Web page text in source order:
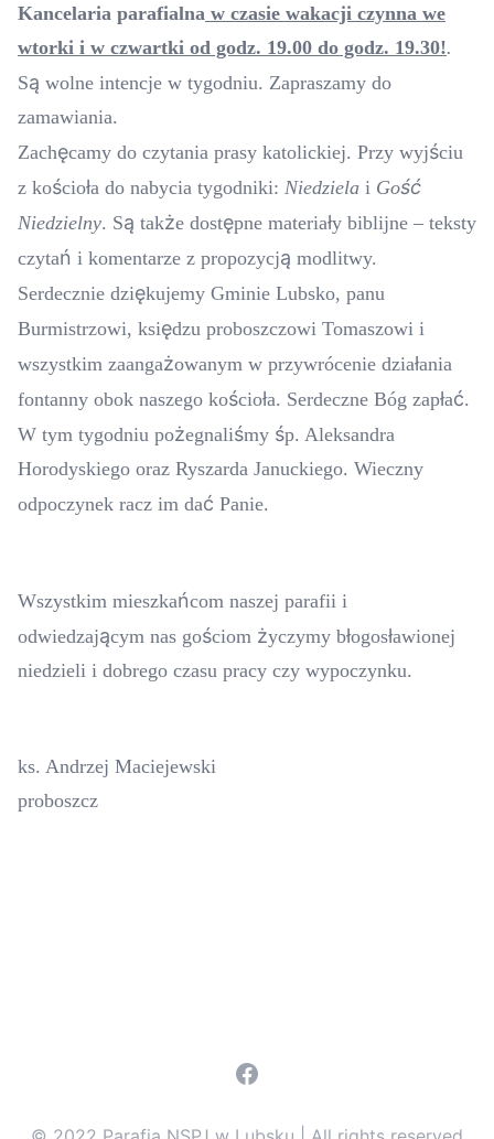
Kancelaria parafialna w czasie wakacji czynna we
wtorki i w czwartki od godz. 19.00 do godz. 19.30!.
Są wolne intencje w tygodniu. Zapraszamy do
zamawiania.
Zachęcamy do czytania prasy katolickiej. Przy wyjściu
z kościoła do nabycia tygodniki: Niedziela i Gość
Niedzielny. Są także dostępne materiały biblijne – teksty
czytań i komentarze z propozycją modlitwy.
Serdecznie dziękujemy Gminie Lubsko, panu
Burmistrzowi, księdzu proboszczowi Tomaszowi i
wszystkim zaangażowanym w przywrócenie działania
fontanny obok naszego kościoła. Serdeczne Bóg zapłać.
W tym tygodniu pożegnaliśmy śp. Aleksandra
Horodyskiego oraz Ryszarda Januckiego. Wieczny
odpoczynek racz im dać Panie.
Wszystkim mieszkańcom naszej parafii i
odwiedzającym nas gościom życzymy błogosławionej
niedzieli i dobrego czasu pracy czy wypoczynku.
ks. Andrzej Maciejewski
proboszcz
Facebook